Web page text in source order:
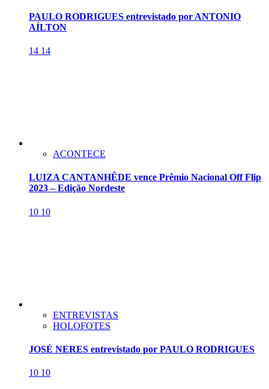
PAULO RODRIGUES entrevistado por ANTONIO
AÍLTON
14 14
ACONTECE
LUIZA CANTANHÊDE vence Prêmio Nacional Off Flip
2023 – Edição Nordeste
10 10
ENTREVISTAS
HOLOFOTES
JOSÉ NERES entrevistado por PAULO RODRIGUES
10 10